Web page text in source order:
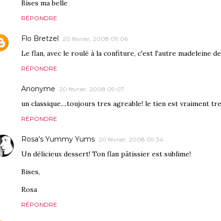
Bises ma belle
RÉPONDRE
Flo Bretzel 20 février, 2008 09:06
Le flan, avec le roulé à la confiture, c'est l'autre madeleine
RÉPONDRE
Anonyme 20 février, 2008 09:07
un classique....toujours tres agreable! le tien est vraiment
RÉPONDRE
Rosa's Yummy Yums 20 février, 2008 09:34
Un délicieux dessert! Ton flan pâtissier est sublime!
Bises,
Rosa
RÉPONDRE